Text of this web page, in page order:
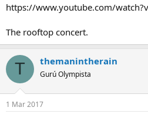
https://www.youtube.com/
The rooftop concert.
T themanintherain
Gurú Olympista
1 Mar 2017